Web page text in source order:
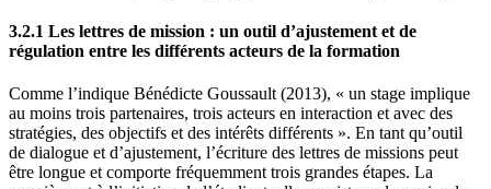
3.2.1 Les lettres de mission : un outil d’ajustement et de
régulation entre les différents acteurs de la formation
Comme l’indique Bénédicte Goussault (2013), « un stage implique
au moins trois partenaires, trois acteurs en interaction et avec des
stratégies, des objectifs et des intérêts différents ». En tant qu’outil
de dialogue et d’ajustement, l’écriture des lettres de missions peut
être longue et comporte fréquemment trois grandes étapes. La